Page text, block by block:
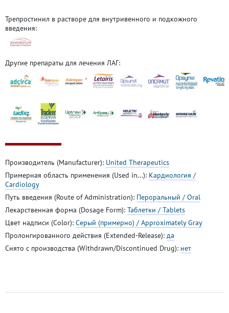
Трепростинил в растворе для внутривенного и подкожного
введения:
Другие препараты для лечения ЛАГ:
Производитель (Manufacturer): United Therapeutics
Примерная область применения (Used in...): Кардиология /
Cardiology
Путь введения (Route of Administration): Пероральный / Oral
Лекарственная форма (Dosage Form): Таблетки / Tablets
Цвет надписи (Color): Серый (примерно) / Approximately Gray
Пролонгированного действия (Extended-Release): да
Снято с производства (Withdrawn/Discontinued Drug): нет